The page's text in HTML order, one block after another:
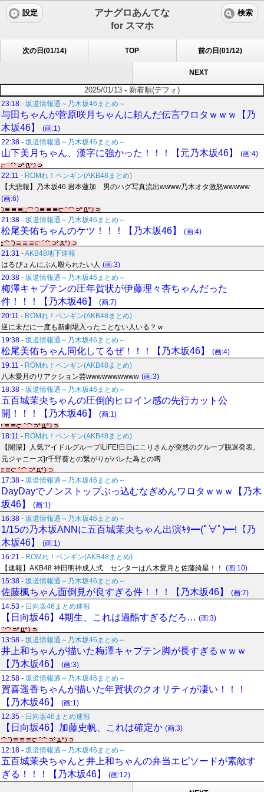
アナグロあんてな
for スマホ
設定 検索
次の日(01/14) TOP 前の日(01/12)
NEXT
2025/01/13 - 新着順(デフォ)
23:18 - 坂道情報通～乃木坂46まとめ～
与田ちゃんが菅原咲月ちゃんに頼んだ伝言ワロタｗｗｗ【乃
木坂46】
(画:1)
22:38 - 坂道情報通～乃木坂46まとめ～
山下美月ちゃん、漢字に強かった！！！【元乃木坂46】 (画:4)
22:11 - ROMれ！ペンギン(AKB48まとめ)
【大悲報】乃木坂46 岩本蓮加 男のハグ写真流出wwww乃木オタ激怒wwwww
(画:6)
21:38 - 坂道情報通～乃木坂46まとめ～
松尾美佑ちゃんのケツ！！！【乃木坂46】 (画:4)
21:31 -AKB48地下速報
はるぴょんにぶん殴られたい人 (画:3)
20:38 - 坂道情報通～乃木坂46まとめ～
梅澤キャプテンの圧年賀状が伊藤理々杏ちゃんだった
件！！！【乃木坂46】
(画:7)
20:11 - ROMれ！ペンギン(AKB48まとめ)
逆に未だに一度も新劇場入ったことない人いる？ｗ
19:38 - 坂道情報通～乃木坂46まとめ～
松尾美佑ちゃん同化してるぜ！！！【乃木坂46】
(画:4)
19:11 - ROMれ！ペンギン(AKB48まとめ)
八木愛月のリアクション芸wwwwwwwwww (画:3)
18:38 - 坂道情報通～乃木坂46まとめ～
五百城茉央ちゃんの圧倒的ヒロイン感の先行カット公
開！！！【乃木坂46】
(画:1)
18:11 - ROMれ！ペンギン(AKB48まとめ)
【闇深】人気アイドルグループiLiFE!日日にこりさんが突然のグループ脱退発表。
元ジャニーズjr千野葵との繋がりがバレた為との噂
17:38 - 坂道情報通～乃木坂46まとめ～
DayDayでノンストップぶっ込むなぎめんワロタｗｗｗ【乃木
坂46】
(画:1)
16:38 - 坂道情報通～乃木坂46まとめ～
1/15の乃木坂ANNに五百城茉央ちゃん出演ｷﾀ━(ﾟ∀ﾟ)━!【乃
木坂46】
(画:1)
16:21 - ROMれ！ペンギン(AKB48まとめ)
【速報】AKB48 神田明神成人式 センターは八木愛月と佐藤綺星！！
(画:10)
15:38 - 坂道情報通～乃木坂46まとめ～
佐藤楓ちゃん面倒見が良すぎる件！！！【乃木坂46】
(画:7)
14:53 - 日向坂46まとめ速報
【日向坂46】4期生、これは過酷すぎるだろ… (画:3)
13:58 - 坂道情報通～乃木坂46まとめ～
井上和ちゃんが描いた梅澤キャプテン脚が長すぎるｗｗｗ
【乃木坂46】
(画:3)
12:58 - 坂道情報通～乃木坂46まとめ～
賀喜遥香ちゃんが描いた年賀状のクオリティが凄い！！！
【乃木坂46】
(画:1)
12:35 - 日向坂46まとめ速報
【日向坂46】加藤史帆、これは確定か (画:3)
12:18 - 坂道情報通～乃木坂46まとめ～
五百城茉央ちゃんと井上和ちゃんの弁当エピソードが素敵す
ぎる！！！【乃木坂46】
(画:12)